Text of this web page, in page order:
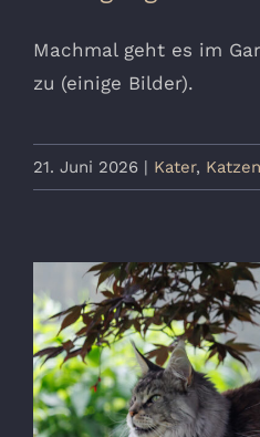
Machmal geht es im
zu (einige Bilder).
21. Juni 2026 | Kater, Katzen